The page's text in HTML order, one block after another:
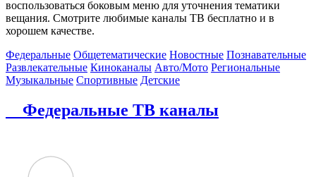
воспользоваться боковым меню для уточнения тематики
вещания. Смотрите любимые каналы ТВ бесплатно и в
хорошем качестве.
Федеральные Общетематические Новостные Познавательные
Развлекательные Киноканалы Авто/Мото Региональные
Музыкальные Спортивные Детские
Федеральные ТВ каналы